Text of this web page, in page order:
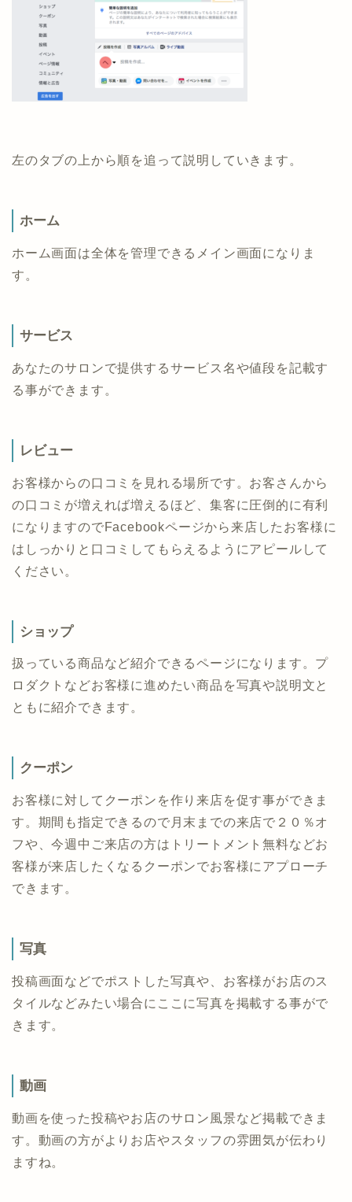
左のタブの上から順を追って説明していきます。
ホーム
ホーム画面は全体を管理できるメイン画面になりま
す。
サービス
あなたのサロンで提供するサービス名や値段を記載す
る事ができます。
レビュー
お客様からの口コミを見れる場所です。お客さんから
の口コミが増えれば増えるほど、集客に圧倒的に有利
になりますのでFacebookページから来店したお客様に
はしっかりと口コミしてもらえるようにアピールして
ください。
ショップ
扱っている商品など紹介できるページになります。プ
ロダクトなどお客様に進めたい商品を写真や説明文と
ともに紹介できます。
クーポン
お客様に対してクーポンを作り来店を促す事ができま
す。期間も指定できるので月末までの来店で２０％オ
フや、今週中ご来店の方はトリートメント無料などお
客様が来店したくなるクーポンでお客様にアプローチ
できます。
写真
投稿画面などでポストした写真や、お客様がお店のス
タイルなどみたい場合にここに写真を掲載する事がで
きます。
動画
動画を使った投稿やお店のサロン風景など掲載できま
す。動画の方がよりお店やスタッフの雰囲気が伝わり
ますね。